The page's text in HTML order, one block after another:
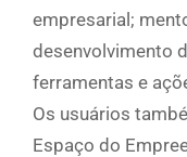
empresarial;
desenvolvimento
ferramentas e
Os usuários
Espaço do